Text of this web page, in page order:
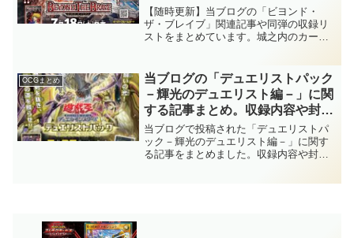
カードたちが『時の黒魔術師』関
連となってリメイク！！さらに、
「Ｄ－ＨＥＲＯ」の『幽獄の時計
【遊戯王OCG】
【随時更新】当ブログの「ビヨンド・
ザ・ブレイブ」関連記事や同弾の収録リ
ストをまとめています。城之内のカード
『幽獄の時計塔』も待望のリメイクで
す！！【遊戯王OCG】
OCGまとめ
当ブログの「デュエリストパック
－輝光のデュエリスト編－」に関
する記事まとめ。収録内容や封入
率、新規カードの紹介など。既存
の「ＸＹＺ」、「トリックスタ
ー」強化に加え、「タキオン」と
当ブログで投稿された「デュエリストパ
ック－輝光のデュエリスト編－」に関す
る記事をまとめました。収録内容や封入